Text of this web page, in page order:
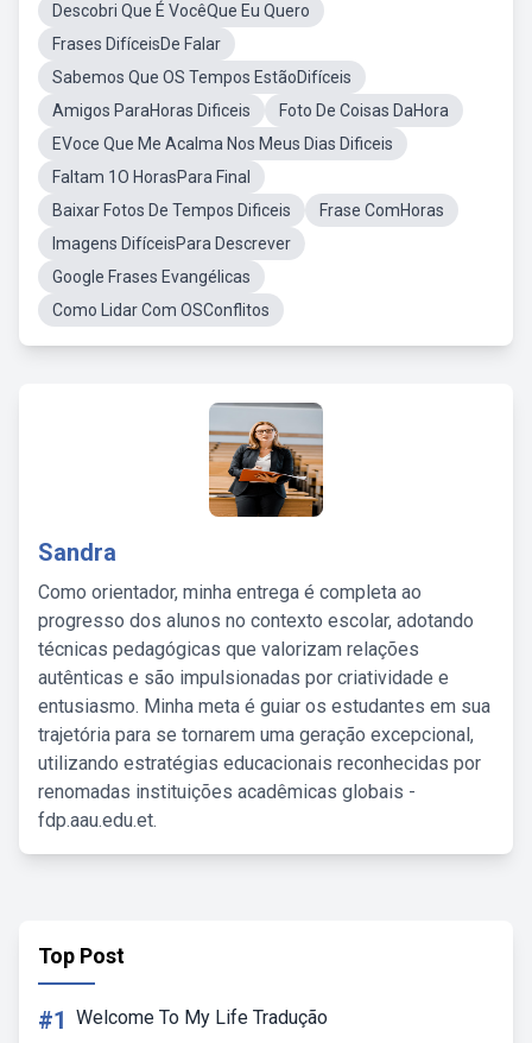
Descobri Que É VocêQue Eu Quero
Frases DifíceisDe Falar
Sabemos Que OS Tempos EstãoDifíceis
Amigos ParaHoras Dificeis
Foto De Coisas DaHora
EVoce Que Me Acalma Nos Meus Dias Dificeis
Faltam 1O HorasPara Final
Baixar Fotos De Tempos Dificeis
Frase ComHoras
Imagens DifíceisPara Descrever
Google Frases Evangélicas
Como Lidar Com OSConflitos
Sandra
Como orientador, minha entrega é completa ao
progresso dos alunos no contexto escolar, adotando
técnicas pedagógicas que valorizam relações
autênticas e são impulsionadas por criatividade e
entusiasmo. Minha meta é guiar os estudantes em sua
trajetória para se tornarem uma geração excepcional,
utilizando estratégias educacionais reconhecidas por
renomadas instituições acadêmicas globais -
fdp.aau.edu.et.
Top Post
#1 Welcome To My Life Tradução